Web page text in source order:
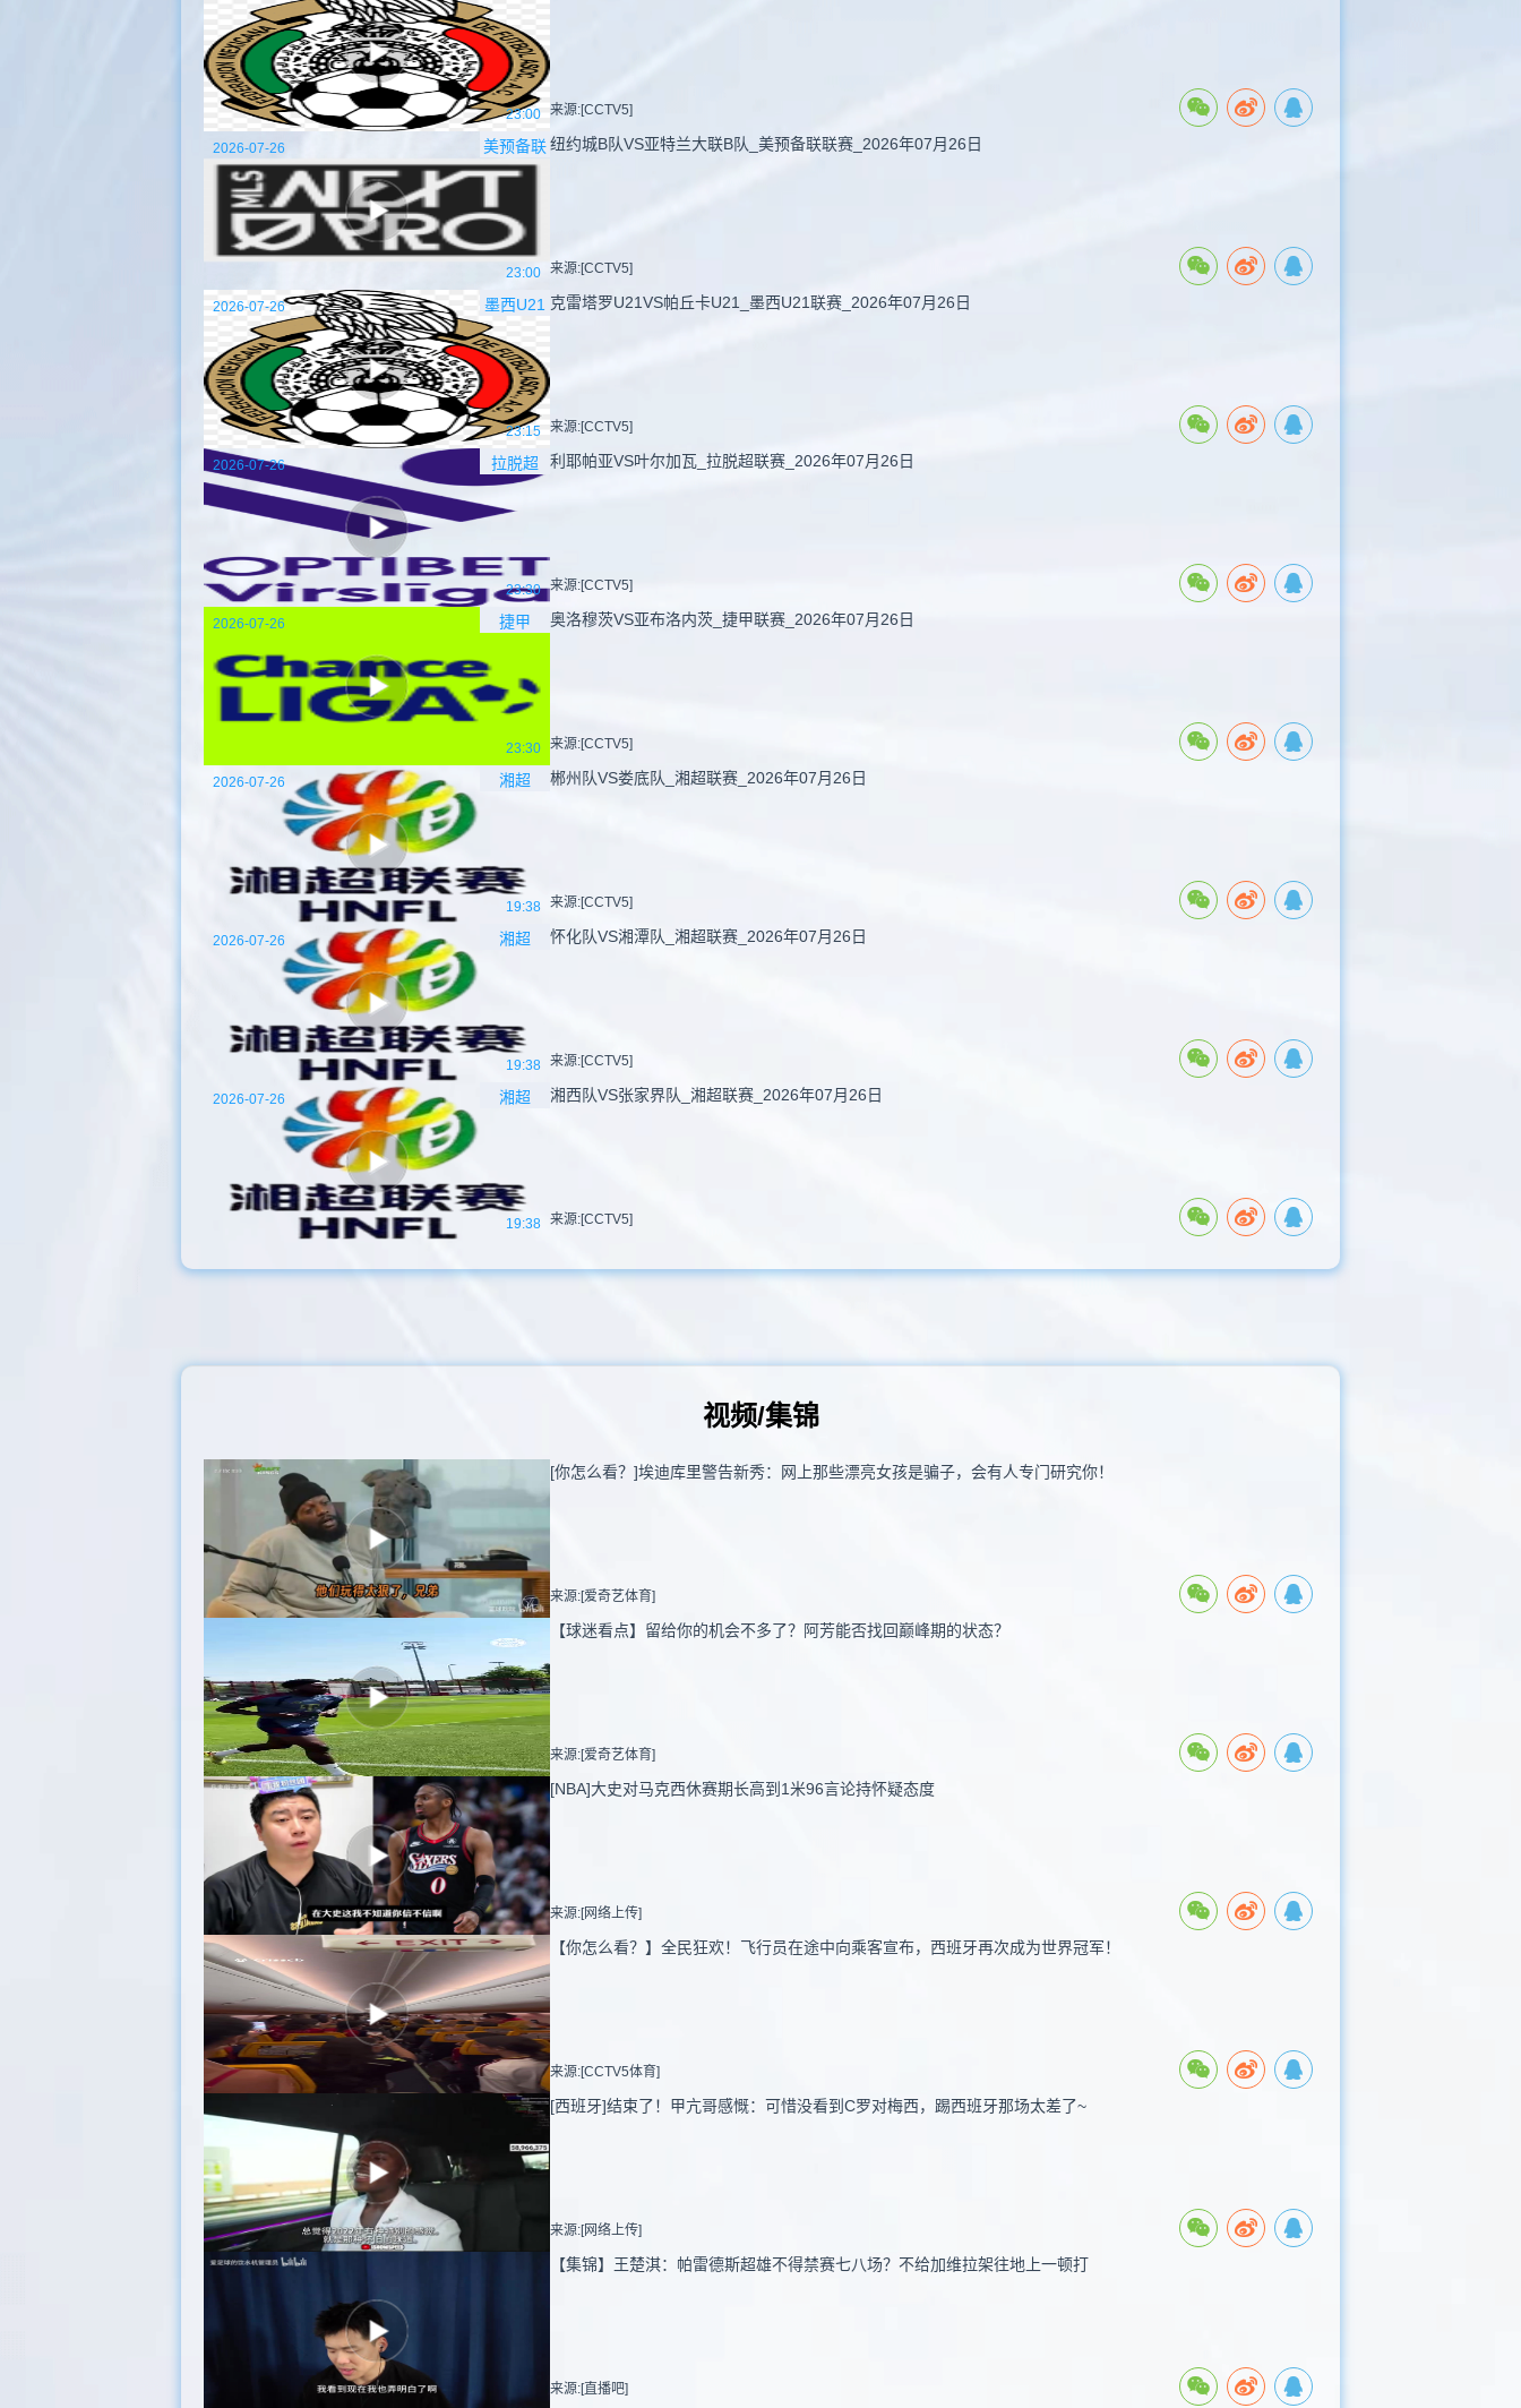
23:00 来源:[CCTV5]
美预备联
23:00
2026-07-26 纽约城B队VS亚特兰大联B队_美预备联联赛_2026年07月26日
来源:[CCTV5]
墨西U21
23:15
2026-07-26 克雷塔罗U21VS帕丘卡U21_墨西U21联赛_2026年07月26日
来源:[CCTV5]
拉脱超
23:30
2026-07-26 利耶帕亚VS叶尔加瓦_拉脱超联赛_2026年07月26日
来源:[CCTV5]
捷甲
23:30
2026-07-26 奥洛穆茨VS亚布洛内茨_捷甲联赛_2026年07月26日
来源:[CCTV5]
湘超
19:38
2026-07-26 郴州队VS娄底队_湘超联赛_2026年07月26日
来源:[CCTV5]
湘超
19:38
2026-07-26 怀化队VS湘潭队_湘超联赛_2026年07月26日
来源:[CCTV5]
湘超
19:38
2026-07-26 湘西队VS张家界队_湘超联赛_2026年07月26日
来源:[CCTV5]
视频/集锦
[你怎么看？]埃迪库里警告新秀：网上那些漂亮女孩是骗子，会有人专门研究你！
来源:[爱奇艺体育]
【球迷看点】留给你的机会不多了？阿芳能否找回巅峰期的状态？
来源:[爱奇艺体育]
[NBA]大史对马克西休赛期长高到1米96言论持怀疑态度
来源:[网络上传]
【你怎么看？】全民狂欢！飞行员在途中向乘客宣布，西班牙再次成为世界冠军！
来源:[CCTV5体育]
[西班牙]结束了！甲亢哥感慨：可惜没看到C罗对梅西，踢西班牙那场太差了~
来源:[网络上传]
【集锦】王楚淇：帕雷德斯超雄不得禁赛七八场？不给加维拉架往地上一顿打
来源:[直播吧]